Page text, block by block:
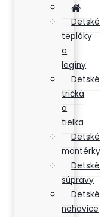
Detské
tepláky
a
legíny
Detské
tričká
a
tielka
Detské
montérky
Detské
súpravy
Detské
nohavice